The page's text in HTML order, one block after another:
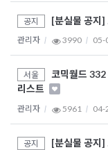
공지 [분실물 공지]
관리자 3990 05-
서울
코믹월드 332
리스트
관리자 5961 04-
공지 [분실물 공지]